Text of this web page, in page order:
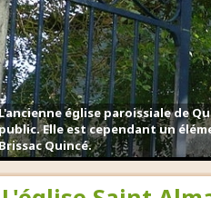
église paroissiale de
Elle est cependant un
Quincé.